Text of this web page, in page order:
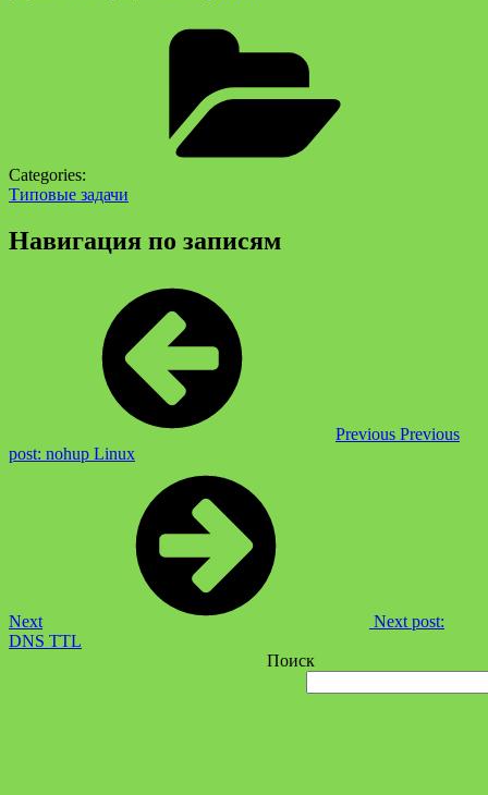
Categories:
Типовые задачи
Навигация по записям
Previous Previous
post: nohup Linux
Next
Next post:
DNS TTL
Поиск